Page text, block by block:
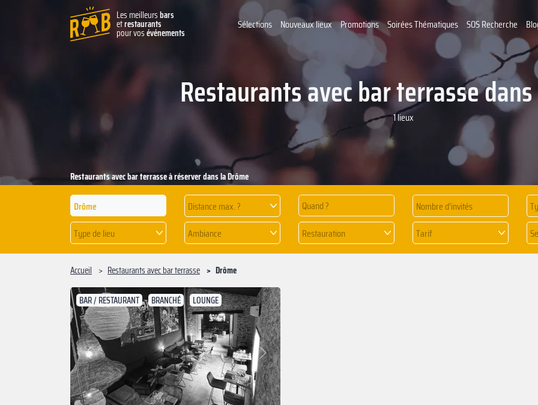
Les meilleursbars
etrestaurants
pour vosévénements
Sélections Nouveaux lieux Promotions Soirées Thématiques SOS Recherche
Restaurants avec bar terrasse
1 lieux
Distance max. ? Quand ?
Type de lieu
Ambiance Restauration Tarif
Restaurants avec bar terrasse à réserver dans la Drôme
Accueil Restaurants avec bar terrasse Drôme
BAR / RESTAURANT BRANCHÉ LOUNGE
Précédent
Suivant